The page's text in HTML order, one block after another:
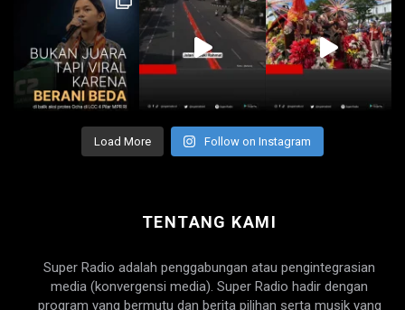
Load More Follow on Instagram
TENTANG KAMI
Super Radio adalah penggabungan atau pengintegrasian
media (konvergensi media). Super Radio hadir dengan
program yang bermutu dan berita pilihan serta musik yang